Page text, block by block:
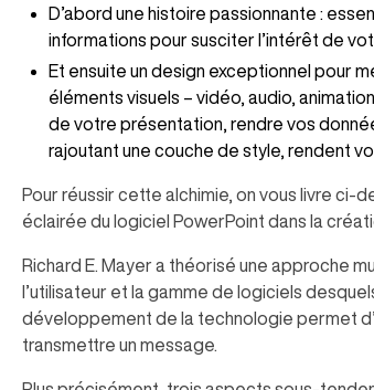
D’abord une histoire passionnante :
informations pour susciter l’intérêt de
Et ensuite un design exceptionnel pour
éléments visuels – vidéo, audio,
de votre présentation, rendre vos
rajoutant une couche de style, rendent
Pour réussir cette alchimie, on vous livre
éclairée du logiciel PowerPoint dans la
Richard E. Mayer a théorisé une approche
l’utilisateur et la gamme de logiciels
développement de la technologie permet
transmettre un message.